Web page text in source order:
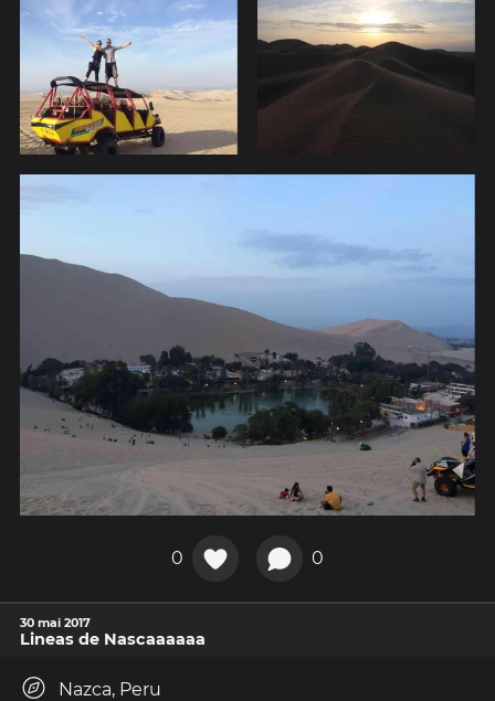
0 0
30 mai 2017
Lineas de Nascaaaaaa
Nazca, Peru